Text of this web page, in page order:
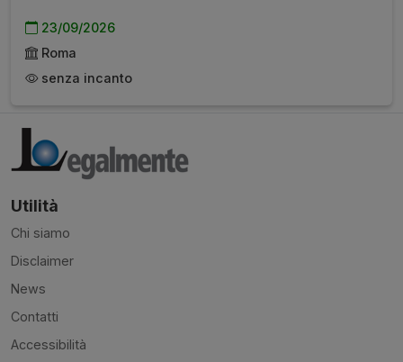
23/09/2026
Roma
senza incanto
Utilità
Chi siamo
Disclaimer
News
Contatti
Accessibilità